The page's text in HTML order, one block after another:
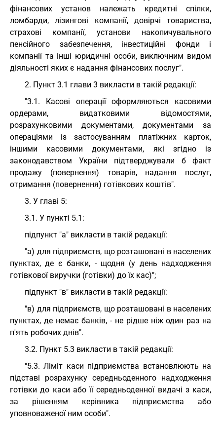
фінансових установ належать кредитні спілки,
ломбарди, лізингові компанії, довірчі товариства,
страхові компанії, установи накопичувального
пенсійного забезпечення, інвестиційні фонди і
компанії та інші юридичні особи, виключним видом
діяльності яких є надання фінансових послуг".
2. Пункт 3.1 глави 3 викласти в такій редакції:
"3.1. Касові операції оформляються касовими
ордерами, видатковими відомостями,
розрахунковими документами, документами за
операціями із застосуванням платіжних карток,
іншими касовими документами, які згідно із
законодавством України підтверджували б факт
продажу (повернення) товарів, надання послуг,
отримання (повернення) готівкових коштів".
3. У главі 5:
3.1. У пункті 5.1:
підпункт "а" викласти в такій редакції:
"а) для підприємств, що розташовані в населених
пунктах, де є банки, - щодня (у день надходження
готівкової виручки (готівки) до їх кас)";
підпункт "в" викласти в такій редакції:
"в) для підприємств, що розташовані в населених
пунктах, де немає банків, - не рідше ніж один раз на
п'ять робочих днів".
3.2. Пункт 5.3 викласти в такій редакції:
"5.3. Ліміт каси підприємства встановлюють на
підставі розрахунку середньоденного надходження
готівки до каси або її середньоденної видачі з каси,
за рішенням керівника підприємства або
уповноваженої ним особи".